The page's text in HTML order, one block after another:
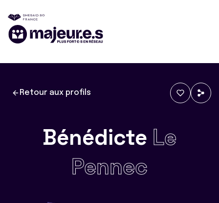
Retour aux profils
Bénédicte Le
Pennec